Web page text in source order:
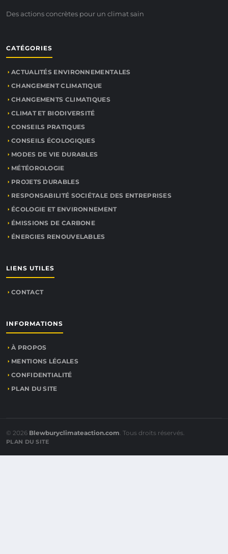
Des actions concrètes pour un climat sain
CATÉGORIES
ACTUALITÉS ENVIRONNEMENTALES
CHANGEMENT CLIMATIQUE
CHANGEMENTS CLIMATIQUES
CLIMAT ET BIODIVERSITÉ
CONSEILS PRATIQUES
CONSEILS ÉCOLOGIQUES
MODES DE VIE DURABLES
MÉTÉOROLOGIE
PROJETS DURABLES
RESPONSABILITÉ SOCIÉTALE DES ENTREPRISES
ÉCOLOGIE ET ENVIRONNEMENT
ÉMISSIONS DE CARBONE
ÉNERGIES RENOUVELABLES
LIENS UTILES
CONTACT
INFORMATIONS
À PROPOS
MENTIONS LÉGALES
CONFIDENTIALITÉ
PLAN DU SITE
© 2026 Blewburyclimateaction.com. Tous droits réservés.
PLAN DU SITE